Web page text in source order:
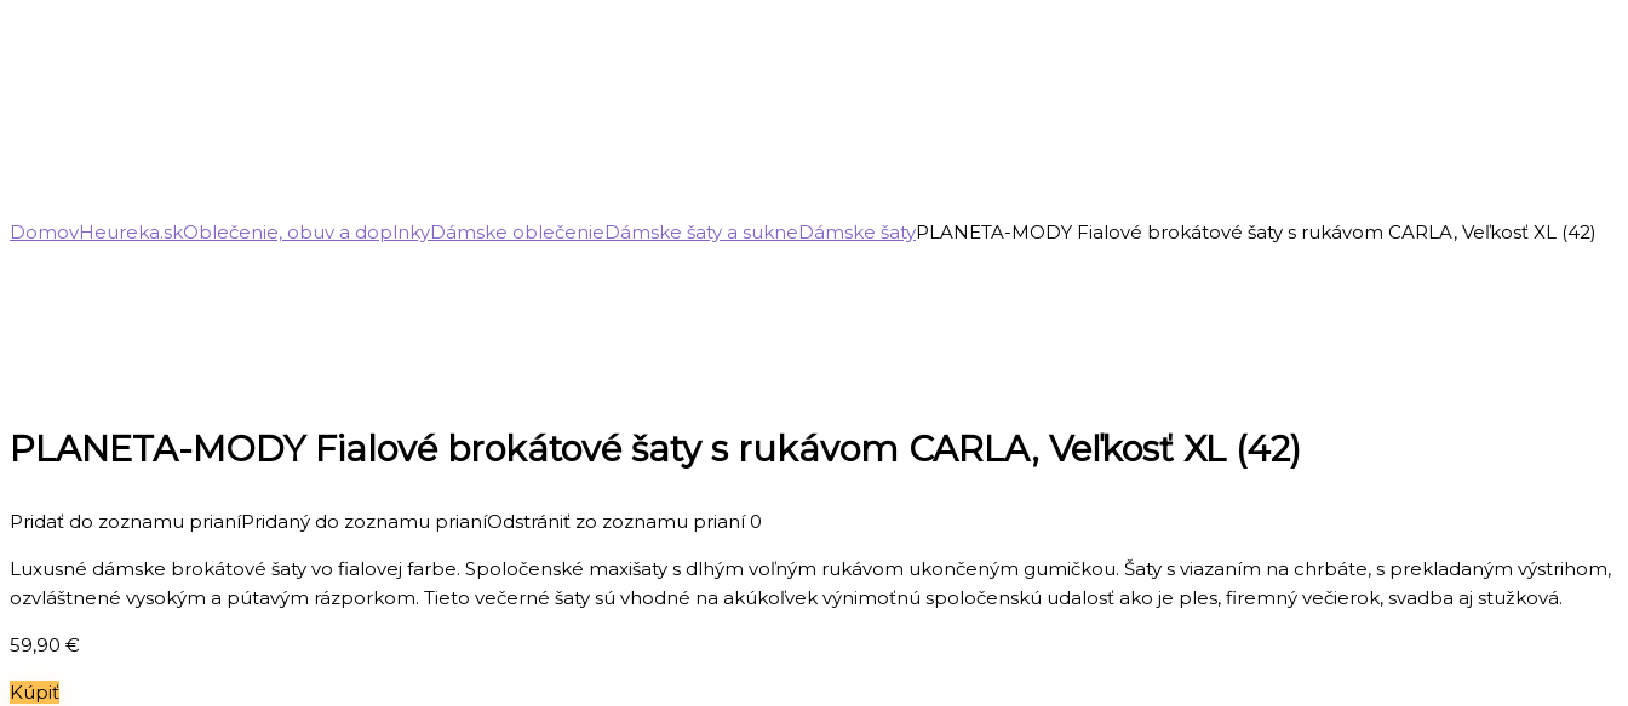
DomovHeureka.skOblečenie, obuv a doplnkyDámske oblečenieDámske šaty a sukneDámske šatyPLANETA-MODY Fialové brokátové šaty s rukávom CARLA, Veľkosť XL (42)
PLANETA-MODY Fialové brokátové šaty s rukávom CARLA, Veľkosť XL (42)
Pridať do zoznamu prianíPridaný do zoznamu prianíOdstrániť zo zoznamu prianí 0
Luxusné dámske brokátové šaty vo fialovej farbe. Spoločenské maxišaty s dlhým voľným rukávom ukončeným gumičkou. Šaty s viazaním na chrbáte, s prekladaným výstrihom,
ozvláštnené vysokým a pútavým rázporkom. Tieto večerné šaty sú vhodné na akúkoľvek výnimoťnú spoločenskú udalosť ako je ples, firemný večierok, svadba aj stužková.
59,90 €
Kúpiť